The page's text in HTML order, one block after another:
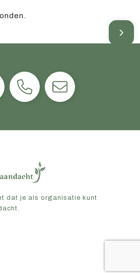
dat je als organisatie kunt